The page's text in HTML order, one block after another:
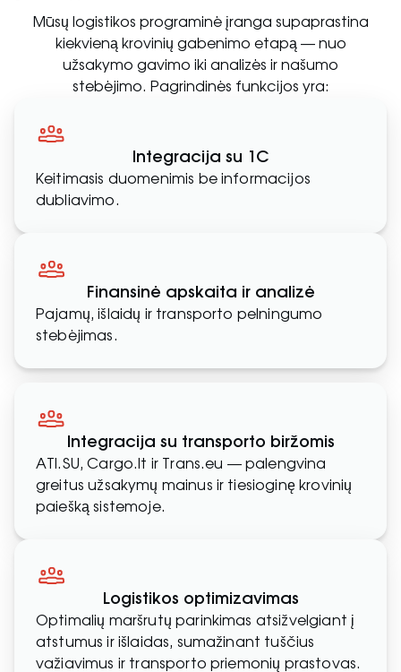
Mūsų logistikos programinė įranga supaprastina
kiekvieną krovinių gabenimo etapą — nuo
užsakymo gavimo iki analizės ir našumo
stebėjimo. Pagrindinės funkcijos yra:
Integracija su 1C
Keitimasis duomenimis be informacijos
dubliavimo.
Finansinė apskaita ir analizė
Pajamų, išlaidų ir transporto pelningumo
stebėjimas.
Integracija su transporto biržomis
ATI.SU, Cargo.lt ir Trans.eu — palengvina
greitus užsakymų mainus ir tiesioginę krovinių
paiešką sistemoje.
Logistikos optimizavimas
Optimalių maršrutų parinkimas atsižvelgiant į
atstumus ir išlaidas, sumažinant tuščius
važiavimus ir transporto priemonių prastovas.